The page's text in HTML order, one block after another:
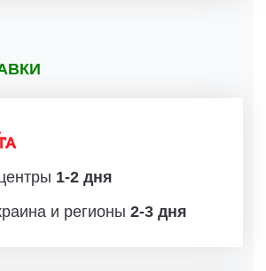
1-2 дня
и регионы 2-3 дня